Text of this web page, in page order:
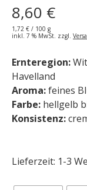
8,60 €
1,72 € / 100 g
inkl. 7 % MwSt. zzgl.
Ernteregion:
Havelland
Aroma:feines
Farbe: hellgelb
Konsistenz:
Lieferzeit: 1-3